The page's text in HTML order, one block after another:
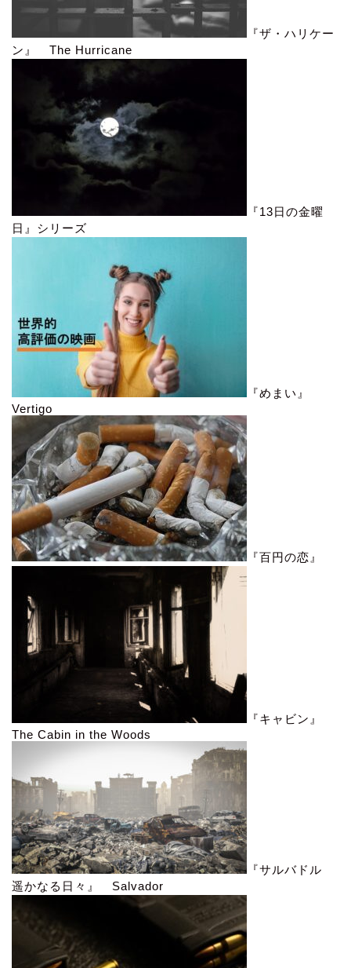
『ザ・ハリケー
ン』 The Hurricane
『13日の金曜
日』シリーズ
『めまい』
Vertigo
『百円の恋』
『キャビン』
The Cabin in the Woods
『サルバドル
遥かなる日々』 Salvador